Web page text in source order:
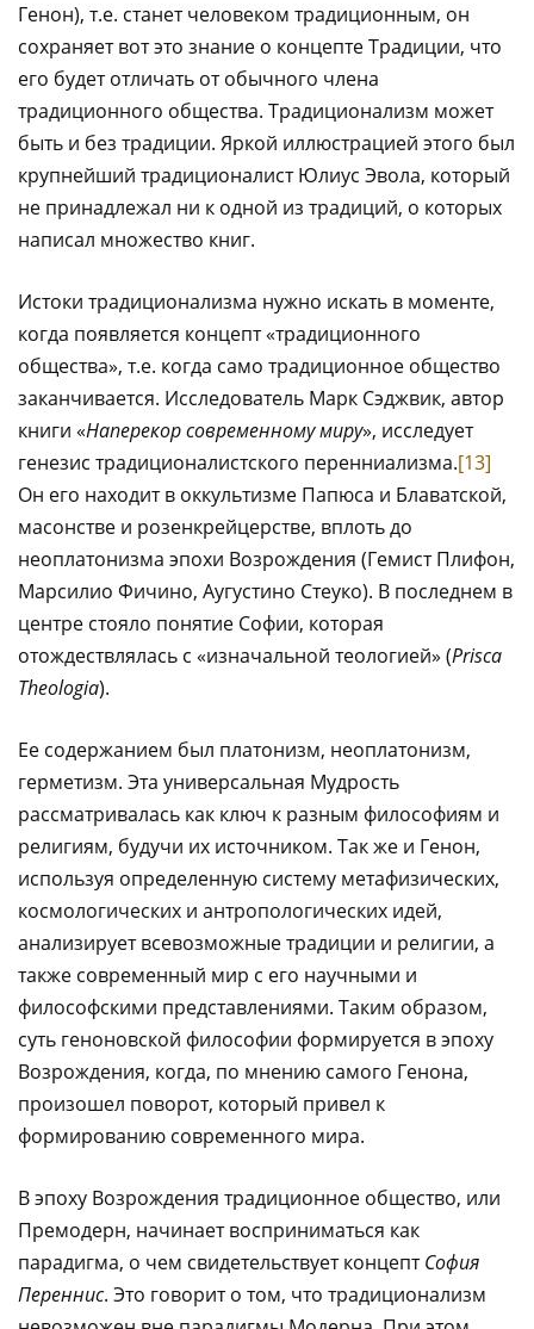
Генон), т.е. станет человеком традиционным, он
сохраняет вот это знание о концепте Традиции, что
его будет отличать от обычного члена
традиционного общества. Традиционализм может
быть и без традиции. Яркой иллюстрацией этого был
крупнейший традиционалист Юлиус Эвола, который
не принадлежал ни к одной из традиций, о которых
написал множество книг.
Истоки традиционализма нужно искать в моменте,
когда появляется концепт «традиционного
общества», т.е. когда само традиционное общество
заканчивается. Исследователь Марк Сэджвик, автор
книги «Наперекор современному миру», исследует
генезис традиционалистского перенниализма.[13]
Он его находит в оккультизме Папюса и Блаватской,
масонстве и розенкрейцерстве, вплоть до
неоплатонизма эпохи Возрождения (Гемист Плифон,
Марсилио Фичино, Аугустино Стеуко). В последнем в
центре стояло понятие Софии, которая
отождествлялась с «изначальной теологией» (Prisca
Theologia).
Ее содержанием был платонизм, неоплатонизм,
герметизм. Эта универсальная Мудрость
рассматривалась как ключ к разным философиям и
религиям, будучи их источником. Так же и Генон,
используя определенную систему метафизических,
космологических и антропологических идей,
анализирует всевозможные традиции и религии, а
также современный мир с его научными и
философскими представлениями. Таким образом,
суть геноновской философии формируется в эпоху
Возрождения, когда, по мнению самого Генона,
произошел поворот, который привел к
формированию современного мира.
В эпоху Возрождения традиционное общество, или
Премодерн, начинает восприниматься как
парадигма, о чем свидетельствует концептСофия
Переннис. Это говорит о том, что традиционализм